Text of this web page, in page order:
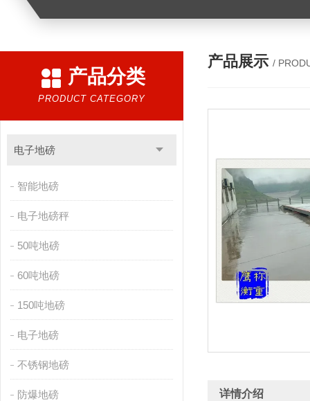
产品分类
PRODUCT CATEGORY
电子地磅
智能地磅
电子地磅秤
50吨地磅
60吨地磅
150吨地磅
电子地磅
不锈钢地磅
防爆地磅
产品展示 /
详情介绍